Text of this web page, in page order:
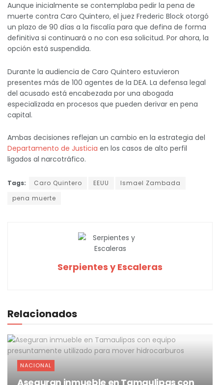
Aunque inicialmente se contemplaba pedir la pena de
muerte contra Caro Quintero, el juez Frederic Block otorgó
un plazo de 90 días a la fiscalía para que defina de forma
definitiva si continuará o no con esa solicitud. Por ahora, la
opción está suspendida.
Durante la audiencia de Caro Quintero estuvieron
presentes más de 100 agentes de la DEA. La defensa legal
del acusado está encabezada por una abogada
especializada en procesos que pueden derivar en pena
capital.
Ambas decisiones reflejan un cambio en la estrategia del
Departamento de Justicia en los casos de alto perfil
ligados al narcotráfico.
Tags: Caro Quintero EEUU
Ismael Zambada
pena muerte
Serpientes y Escaleras
Relacionados
NACIONAL
Aseguran inmueble en Tamaulipas con